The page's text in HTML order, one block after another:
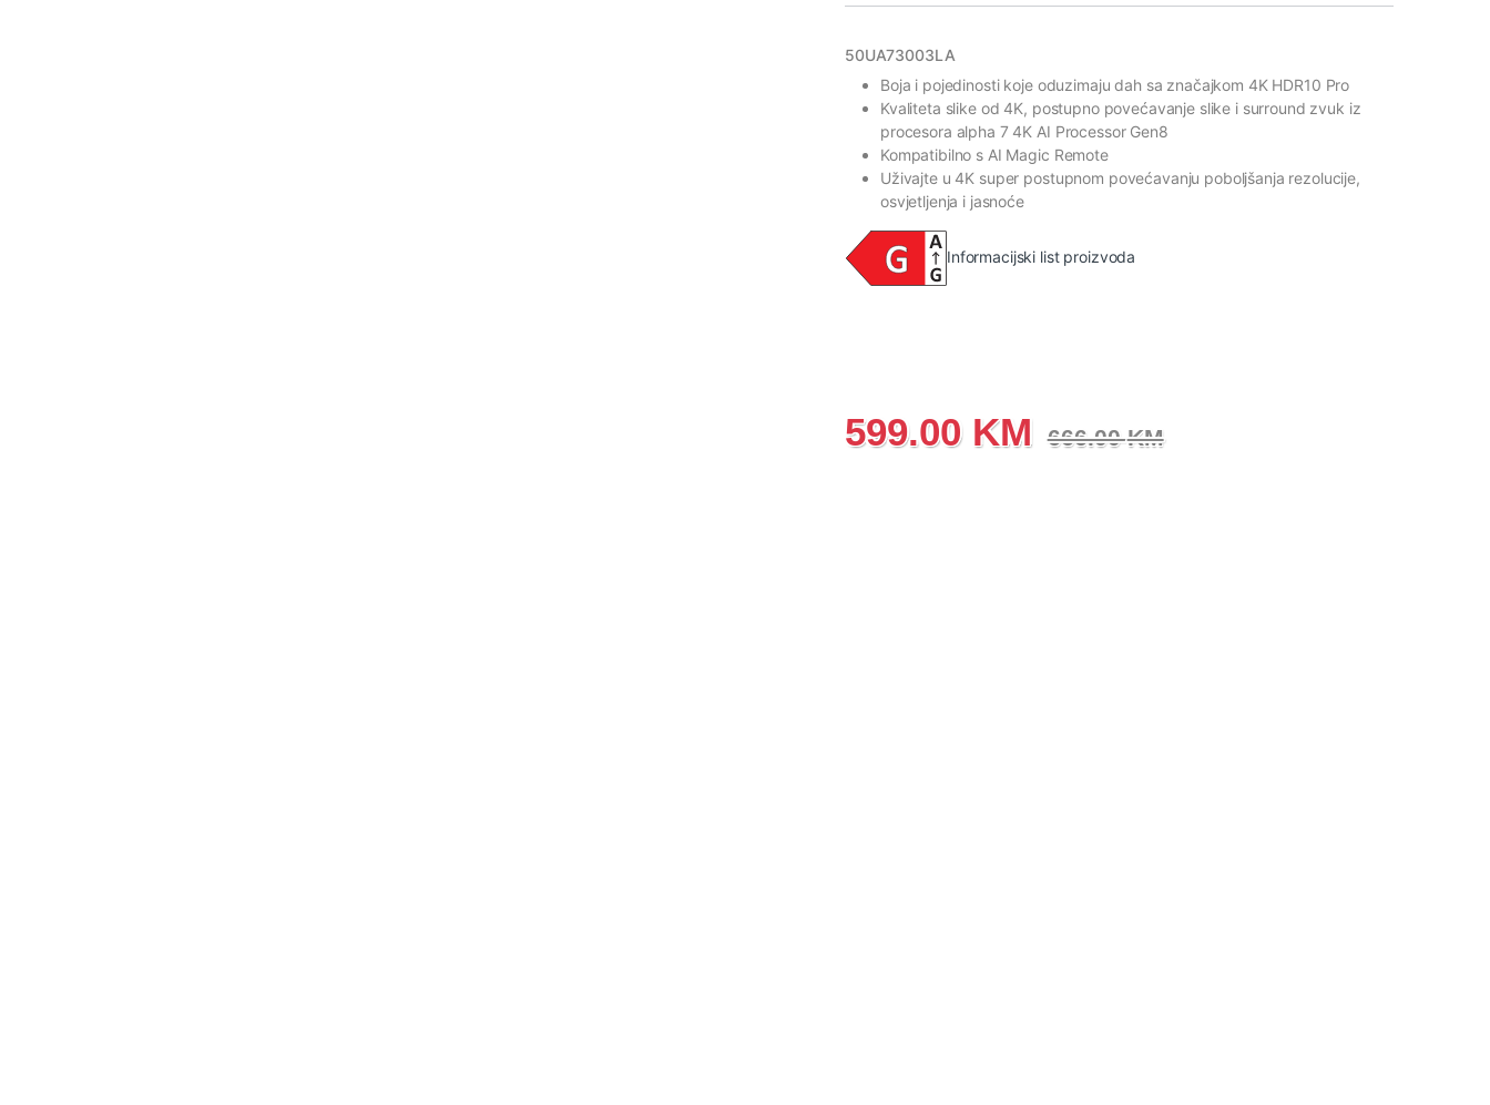
50UA73003LA
Boja i pojedinosti koje oduzimaju dah sa značajkom 4K HDR10 Pro
Kvaliteta slike od 4K, postupno povećavanje slike i surround zvuk iz
procesora alpha 7 4K AI Processor Gen8
Kompatibilno s AI Magic Remote
Uživajte u 4K super postupnom povećavanju poboljšanja rezolucije,
osvjetljenja i jasnoće
Informacijski list proizvoda
599.00 KM 666.00KM